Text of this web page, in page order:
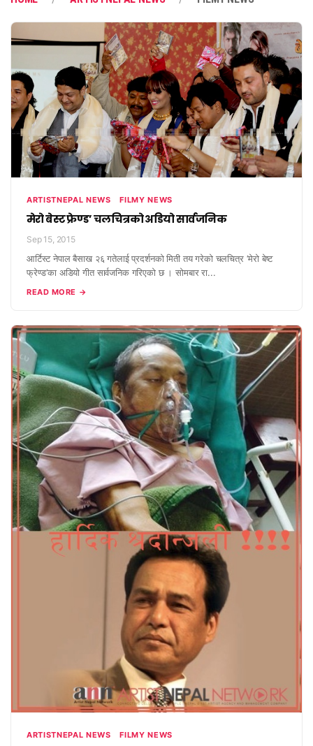
ARTISTNEPAL NEWS FILMY NEWS
मेरो बेस्ट फ्रेण्ड’ चलचित्रको अडियो सार्वजनिक
Sep 15, 2015
आर्टिस्ट नेपाल बैसाख २६ गतेलाई प्रदर्शनको मिती तय गरेको चलचित्र ‘मेरो बेष्ट
फ्रेण्ड’का अडियो गीत सार्वजनिक गरिएको छ । सोमबार रा...
READ MORE →
ARTISTNEPAL NEWS FILMY NEWS